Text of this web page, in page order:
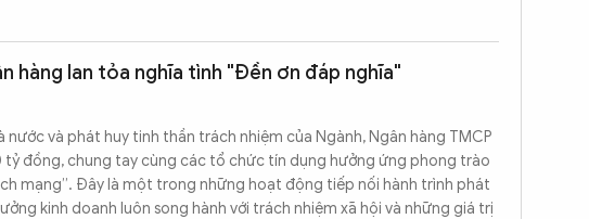
hàng lan tỏa nghĩa tình "Đền ơn đáp nghĩa"
nước và phát huy tinh thần trách nhiệm của Ngành, Ngân hàng TMCP
tỷ đồng, chung tay cùng các tổ chức tín dụng hưởng ứng phong trào
mạng”. Đây là một trong những hoạt động tiếp nối hành trình phát
kinh doanh luôn song hành với trách nhiệm xã hội và những giá trị